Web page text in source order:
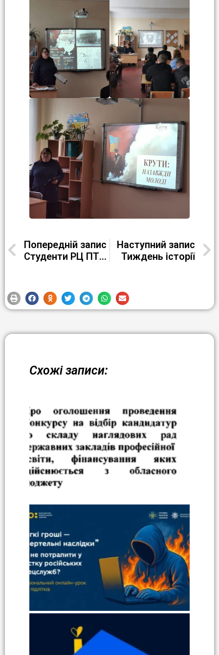
Попередній запис
Студенти РЦ ПТО №1 м. Кременчука — активні учасники міжнародних eTwinning-активностей
Наступний запис
Тиждень історії
Схожі записи: